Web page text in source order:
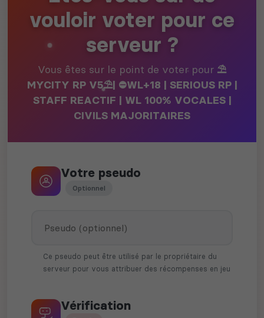
vouloir voter pour ce
serveur ?
Vous êtes sur le point de voter pour ⛱️
MYCITY RP V5⛱️| ⛔WL+18 | SERIOUS RP |
STAFF REACTIF | WL 100% VOCALES |
CIVILS MAJORITAIRES
Votre pseudo
Optionnel
Ce pseudo peut être utilisé par le propriétaire du
serveur pour vous attribuer des récompenses en jeu
Vérification